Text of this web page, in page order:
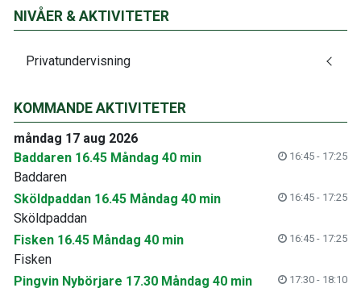
NIVÅER & AKTIVITETER
Privatundervisning
KOMMANDE AKTIVITETER
måndag 17 aug 2026
Baddaren 16.45 Måndag 40 min
16:45 - 17:25
Baddaren
Sköldpaddan 16.45 Måndag 40 min
16:45 - 17:25
Sköldpaddan
Fisken 16.45 Måndag 40 min
16:45 - 17:25
Fisken
Pingvin Nybörjare 17.30 Måndag 40 min
17:30 - 18:10